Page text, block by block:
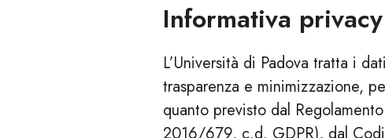
Informativa privacy
L’Università di Padova tratta i
trasparenza e minimizzazione,
quanto previsto dal